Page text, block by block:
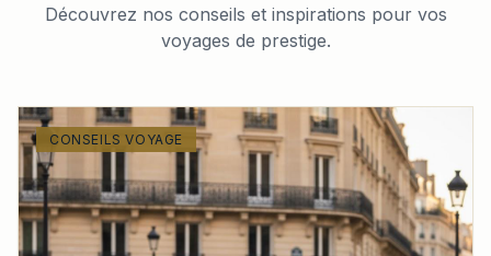
Découvrez nos conseils et inspirations pour vos
voyages de prestige.
CONSEILS VOYAGE